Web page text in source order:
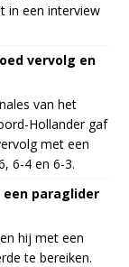
in een interview
vervolg en
van het
Hollander gaf
met een
6-4 en 6-3.
paraglider
hij met een
te bereiken.